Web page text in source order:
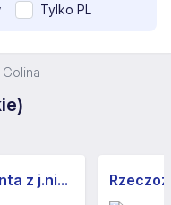
Tylko PL
Golina
Specjalista/ka ds. obsługi klienta z j.niemieckim